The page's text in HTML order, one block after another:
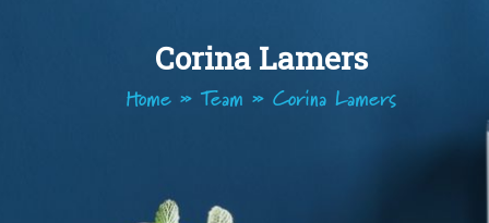
Corina Lamers
Home » Team » Corina Lamers